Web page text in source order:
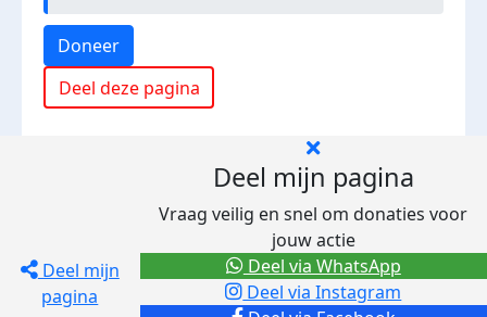
Doneer
Deel deze pagina
Deel mijn
pagina
Deel mijn pagina
Vraag veilig en snel om donaties voor
jouw actie
Deel via Instagram
Deel via WhatsApp